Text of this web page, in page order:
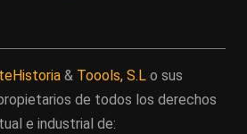
& Toools, S.L o sus
de todos los derechos
e industrial de: